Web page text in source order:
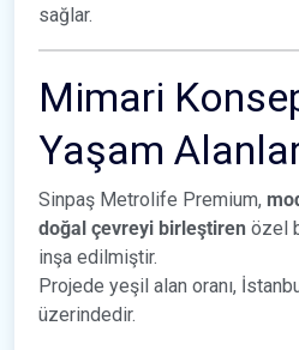
sağlar.
Mimari
Yaşam
Sinpaş Metrolife Premium,
doğal çevreyi birleştiren özel
inşa edilmiştir.
Projede yeşil alan oranı,
üzerindedir.